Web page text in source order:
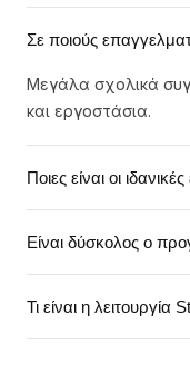
Σε ποιούς
Μεγάλα σχολικά
και εργοστάσια.
Ποιες είναι οι
μουσικής σε μεγάλο
Είναι δύσκολος ο
οθόνης LCD 4 ιντσών
Τι είναι η λειτουργία